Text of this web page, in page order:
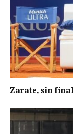
Zarate, sin